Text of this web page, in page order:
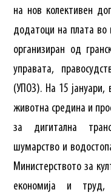
на нов колективен
додатоци на плата во
организиран од
управата,
(УПОЗ). На 15 јануари,
животна средина и
за дигитална
шумарство и
Министерството за
економија и труд,